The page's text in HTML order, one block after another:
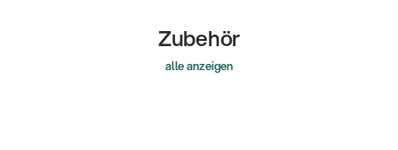
Zubehör
alle anzeigen